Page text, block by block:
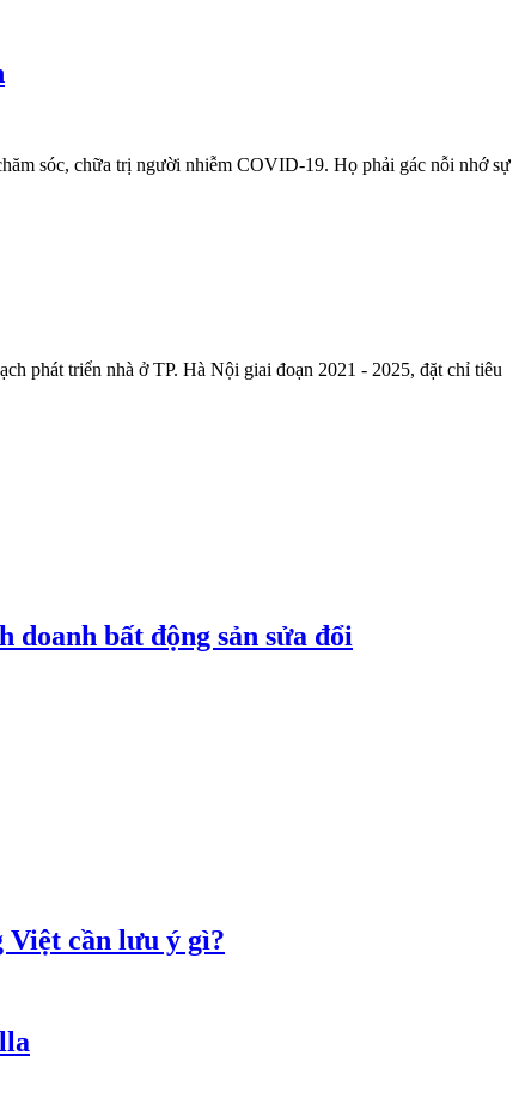
sóc, chữa trị người nhiễm COVID-19. Họ phải gác nỗi nhớ sự
phát triển nhà ở TP. Hà Nội giai đoạn 2021 - 2025, đặt chỉ tiêu
bất động sản sửa đổi
Việt cần lưu ý gì?